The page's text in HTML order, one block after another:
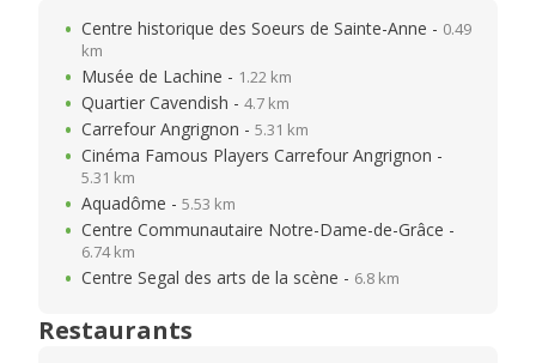
Centre historique des Soeurs de Sainte-Anne - 0.49
km
Musée de Lachine - 1.22 km
Quartier Cavendish - 4.7 km
Carrefour Angrignon - 5.31 km
Cinéma Famous Players Carrefour Angrignon -
5.31 km
Aquadôme - 5.53 km
Centre Communautaire Notre-Dame-de-Grâce -
6.74 km
Centre Segal des arts de la scène - 6.8 km
Restaurants